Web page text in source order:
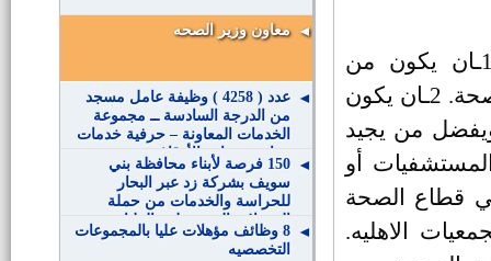
الشروط الواجب توافرها للالتحاق بهذه الوظيفة: 1ـان يكون من
العاملين الدائمين بالوزارة، أو الهيئات التابعة لوزارة الصحة. 2ـان يكون
ويفضل من يجيد
إدارة المستشفيات أو
وفنيه في قطاع الصحة
الاهليه.
معاون وزير الصحه
عدد ( 4258 ) وظيفة عامل مسجد
من الدرجة السادسة ــ مجموعة
الخدمات المعاونة – حرفية خدمات
معاونة بوزارة الأوقاف
150 فرصة لأبناء محافظة بني
سويف بشركة زد عبر البحار
للحراسة والخدمات من حملة
المؤهلات المتوسطة والعليا
8 وظائف مؤهلات عليا بالمجموعات
التخصصيه